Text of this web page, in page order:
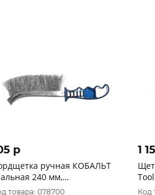
p
ручная КОБАЛЬТ
240 мм,
ручка 248-726
товара: 078700
1
Код